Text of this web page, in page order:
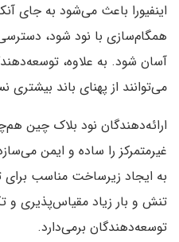
اینفیورا باعث می‌شود به جای
همگام‌سازی با نود شود،
آسان شود. به علاوه،
می‌توانند از پهنای باند
ارائه‌دهندگان نود بلاک چین
غیرمتمرکز را ساده و ایمن
به ایجاد زیرساخت مناسب برای
تنش و بار زیاد مقیاس‌پذیری
توسعه‌دهندگان برمی‌دارد.